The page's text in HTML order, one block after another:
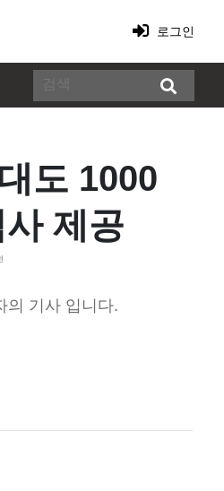
로그인
도 1000
제공
의 기사 입니다.